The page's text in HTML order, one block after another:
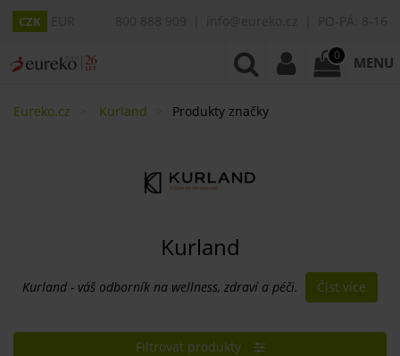
CZK
0 MENU
Eureko.cz Kurland Produkty značky
Kurland
Kurland - váš odborník na wellness, zdraví a péči. Číst více
Filtrovat produkty